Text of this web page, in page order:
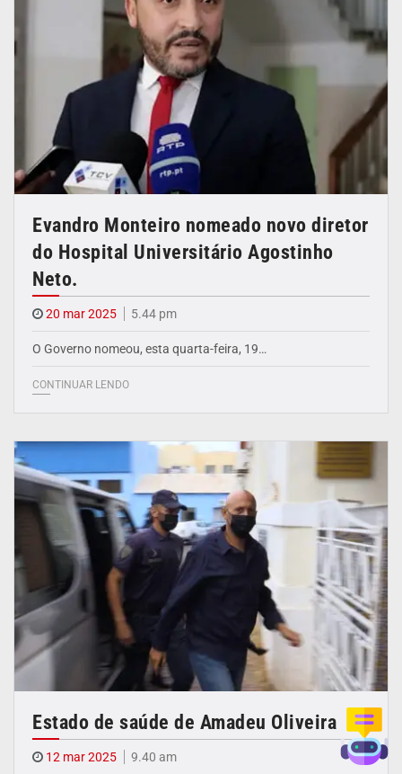
Evandro Monteiro nomeado novo diretor
do Hospital Universitário Agostinho
Neto.
20 mar 2025 5.44 pm
O Governo nomeou, esta quarta-feira, 19…
CONTINUAR LENDO
Estado de saúde de Amadeu Oliveira
12 mar 2025 9.40 am